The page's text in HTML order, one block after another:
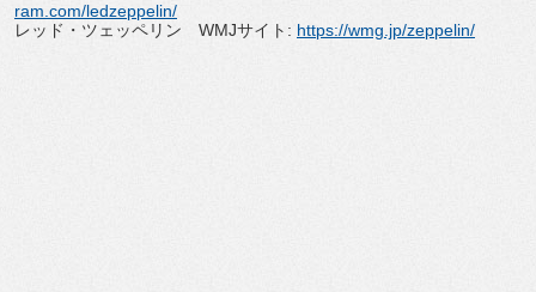
ram.com/ledzeppelin/
レッド・ツェッペリン WMJサイト : https://wmg.jp/zeppelin/